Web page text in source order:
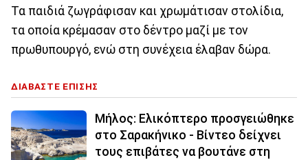
Τα παιδιά ζωγράφισαν και χρωμάτισαν στολίδια,
τα οποία κρέμασαν στο δέντρο μαζί με τον
πρωθυπουργό, ενώ στη συνέχεια έλαβαν δώρα.
ΔΙΑΒΑΣΤΕ ΕΠΙΣΗΣ
Μήλος: Ελικόπτερο προσγειώθηκε
στο Σαρακήνικο - Βίντεο δείχνει
τους επιβάτες να βουτάνε στη